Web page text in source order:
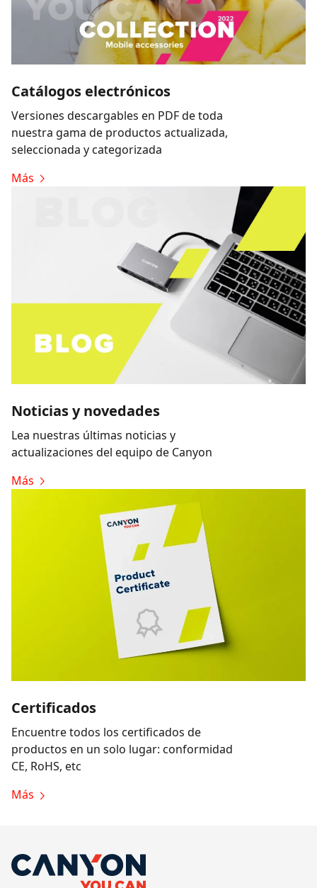
Catálogos electrónicos
Versiones descargables en PDF de toda
nuestra gama de productos actualizada,
seleccionada y categorizada
Más
Noticias y novedades
Lea nuestras últimas noticias y
actualizaciones del equipo de Canyon
Más
Certificados
Encuentre todos los certificados de
productos en un solo lugar: conformidad
CE, RoHS, etc
Más